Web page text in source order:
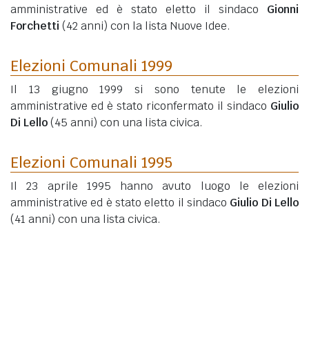
amministrative ed è stato eletto il sindaco Gionni
Forchetti (42 anni) con la lista Nuove Idee.
Elezioni Comunali 1999
Il 13 giugno 1999 si sono tenute le elezioni
amministrative ed è stato riconfermato il sindaco Giulio
Di Lello(45 anni) con una lista civica.
Elezioni Comunali 1995
Il 23 aprile 1995 hanno avuto luogo le elezioni
amministrative ed è stato eletto il sindaco Giulio Di Lello
(41 anni) con una lista civica.